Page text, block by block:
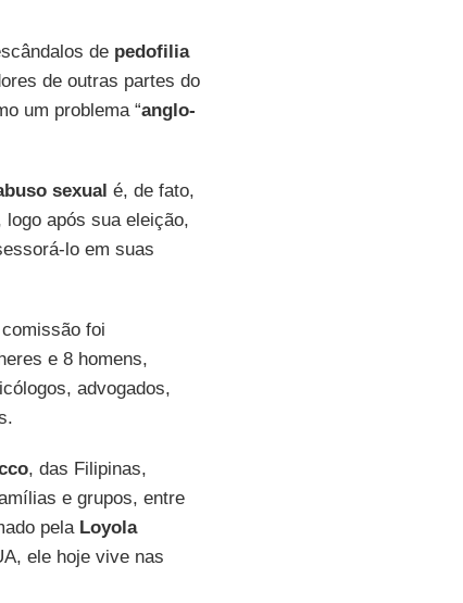
de pedofilia
de outras partes do
um problema “anglo-
sexual é, de fato,
após sua eleição,
lo em suas
foi
e 8 homens,
advogados,
, das Filipinas,
e grupos, entre
pela Loyola
ele hoje vive nas